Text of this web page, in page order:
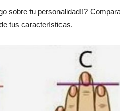
sobre tu personalidad!!?
tus características.